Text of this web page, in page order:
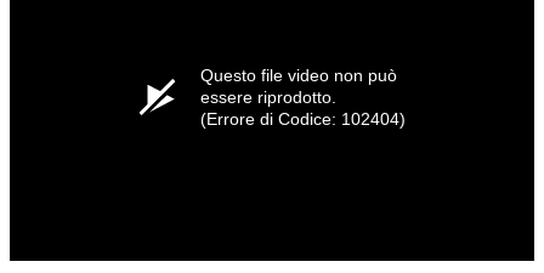
Questo file video non può
essere riprodotto.
(Errore di Codice: 102404)